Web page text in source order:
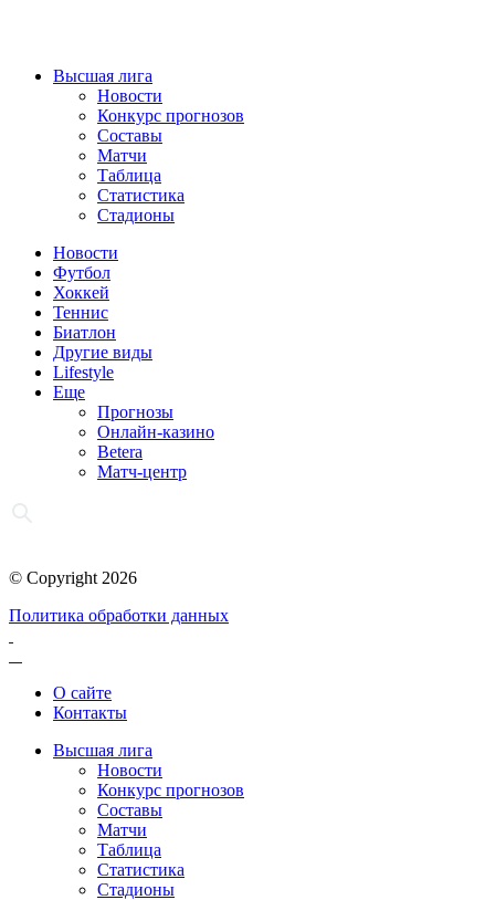
Высшая лига
Новости
Конкурс прогнозов
Составы
Матчи
Таблица
Статистика
Стадионы
Новости
Футбол
Хоккей
Теннис
Биатлон
Другие виды
Lifestyle
Еще
Прогнозы
Онлайн-казино
Betera
Матч-центр
© Copyright 2026
Политика обработки данных
О сайте
Контакты
Высшая лига
Новости
Конкурс прогнозов
Составы
Матчи
Таблица
Статистика
Стадионы